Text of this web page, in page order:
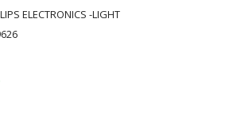
ELECTRONICS -LIGHT